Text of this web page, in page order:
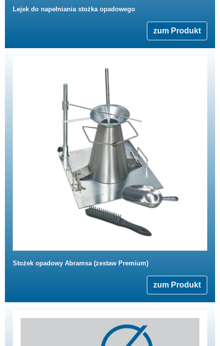
Lejek do napełniania stożka opadowego
zum Produkt
Stożek opadowy Abramsa (zestaw Premium)
zum Produkt